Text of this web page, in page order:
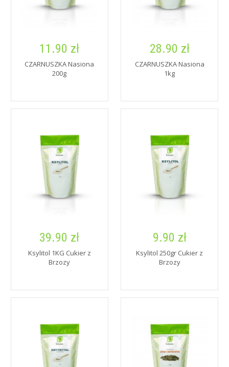
11.90 zł
CZARNUSZKA Nasiona
200g
28.90 zł
CZARNUSZKA Nasiona
1kg
39.90 zł
Ksylitol 1KG Cukier z
Brzozy
9.90 zł
Ksylitol 250gr Cukier z
Brzozy